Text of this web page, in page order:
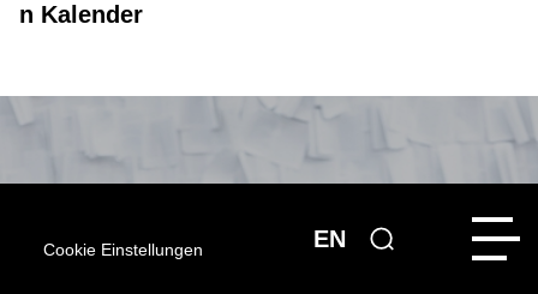
EN
n Kalender
Cookie Einstellungen